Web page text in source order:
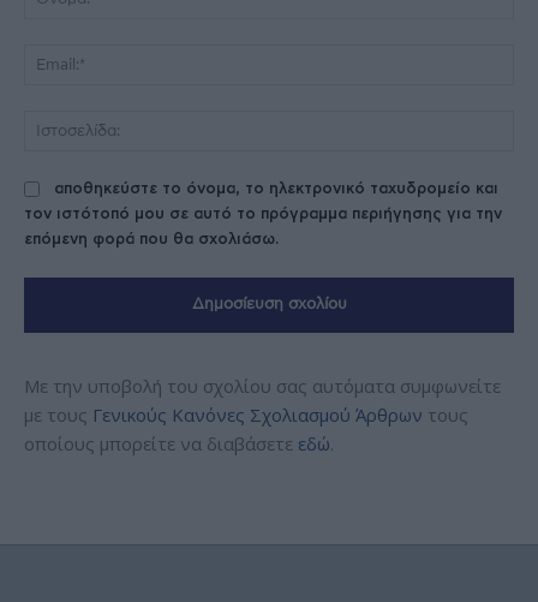
αποθηκεύστε το όνομα, το ηλεκτρονικό ταχυδρομείο και
τον ιστότοπό μου σε αυτό το πρόγραμμα περιήγησης για την
επόμενη φορά που θα σχολιάσω.
Με την υποβολή του σχολίου σας αυτόματα συμφωνείτε
με τους Γενικούς Κανόνες Σχολιασμού Άρθρων τους
οποίους μπορείτε να διαβάσετε εδώ.